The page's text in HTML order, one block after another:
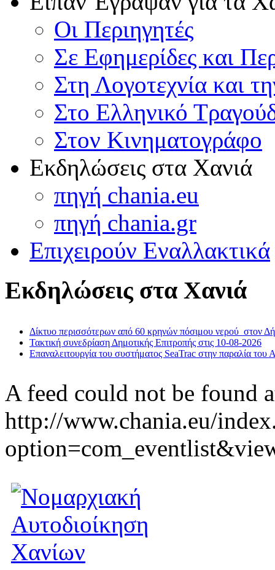
Οι Περιηγητές
Σε Εφημερίδες και
Στη Λογοτεχνία και
Στο Ελληνικό
Στον Κινηματογράφο
Εκδηλώσεις στα Χανιά
πηγή chania.eu
πηγή chania.gr
Επιχειρούν Εναλλακτικά
Εκδηλώσεις στα Χανιά
Δίκτυο περισσότερων από 60 κρηνών πόσιμου νερού στον
Τακτική συνεδρίαση Δημοτικής Επιτροπής στις 10-08-2026
Επαναλειτουργία του συστήματος SeaTrac στην παραλία του
A feed could not be found
http://www.chania.eu/